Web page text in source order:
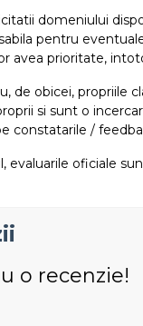
domeniului
pentru
avea prioritate,
de obicei, propriile
si sunt o
constatarile /
evaluarile oficiale
o recenzie!